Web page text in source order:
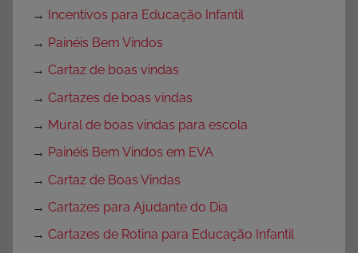
→
Incentivos para Educação Infantil
→ Painéis Bem Vindos
→ Cartaz de boas vindas
→ Cartazes de boas vindas
→ Mural de boas vindas para escola
→ Painéis Bem Vindos em EVA
→ Cartaz de Boas Vindas
→ Cartazes para Ajudante do Dia
→ Cartazes de Rotina para Educação Infantil